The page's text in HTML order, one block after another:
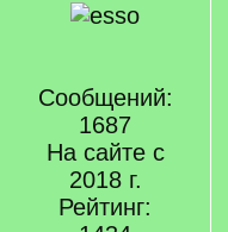
Сообщений:
1687
На сайте с
2018 г.
Рейтинг: